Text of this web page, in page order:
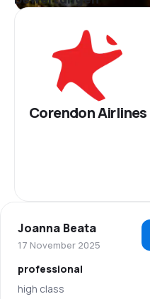
Corendon Airlines
Flugnetz
Ticketpreise
Joanna Beata
17 November 2025
professional
high class